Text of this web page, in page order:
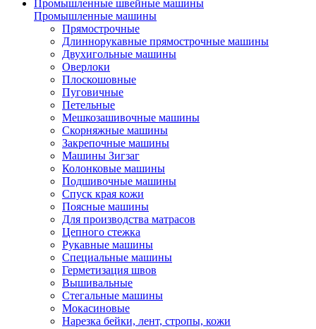
Промышленные швейные машины
Промышленные машины
Прямострочные
Длиннорукавные прямострочные машины
Двухигольные машины
Оверлоки
Плоскошовные
Пуговичные
Петельные
Мешкозашивочные машины
Скорняжные машины
Закрепочные машины
Машины Зигзаг
Колонковые машины
Подшивочные машины
Спуск края кожи
Поясные машины
Для производства матрасов
Цепного стежка
Рукавные машины
Специальные машины
Герметизация швов
Вышивальные
Стегальные машины
Мокасиновые
Нарезка бейки, лент, стропы, кожи